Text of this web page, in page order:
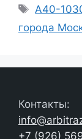
Метки
А40-
города
Контакты:
+7 (926)